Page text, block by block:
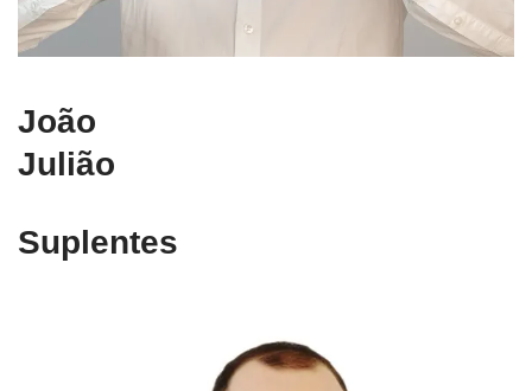
João
Julião
Suplentes